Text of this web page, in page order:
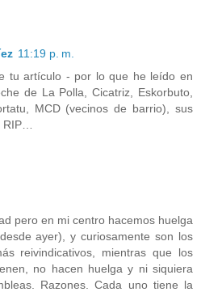
11:19 p. m.
tu artículo - por lo que he leído en
de La Polla, Cicatriz, Eskorbuto,
MCD (vecinos de barrio), sus
pero en mi centro hacemos huelga
ayer), y curiosamente son los
reivindicativos, mientras que los
no hacen huelga y ni siquiera
Razones. Cada uno tiene la